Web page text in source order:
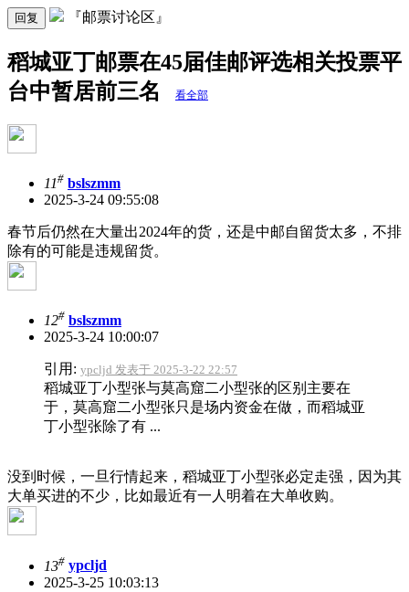
回复 『邮票讨论区』
稻城亚丁邮票在45届佳邮评选相关投票平
台中暂居前三名
看全部
11# bslszmm
2025-3-24 09:55:08
春节后仍然在大量出2024年的货，还是中邮自留货太多，不排
除有的可能是违规留货。
12# bslszmm
2025-3-24 10:00:07
引用: ypcljd 发表于 2025-3-22 22:57
稻城亚丁小型张与莫高窟二小型张的区别主要在
于，莫高窟二小型张只是场内资金在做，而稻城亚
丁小型张除了有 ...
没到时候，一旦行情起来，稻城亚丁小型张必定走强，因为其
大单买进的不少，比如最近有一人明着在大单收购。
13# ypcljd
2025-3-25 10:03:13